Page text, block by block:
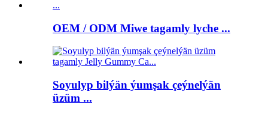
OEM / ODM Miwe tagamly lyche ...
Soyulyp bilýän ýumşak çeýnelýän
üzüm ...